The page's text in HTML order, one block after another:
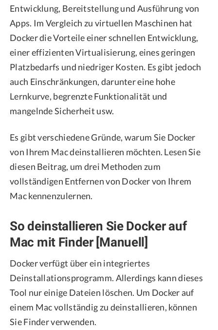
Entwicklung, Bereitstellung und Ausführung von
Apps. Im Vergleich zu virtuellen Maschinen hat
Docker die Vorteile einer schnellen Entwicklung,
einer effizienten Virtualisierung, eines geringen
Platzbedarfs und niedriger Kosten. Es gibt jedoch
auch Einschränkungen, darunter eine hohe
Lernkurve, begrenzte Funktionalität und
mangelnde Sicherheit usw.
Es gibt verschiedene Gründe, warum Sie Docker
von Ihrem Mac deinstallieren möchten. Lesen Sie
diesen Beitrag, um drei Methoden zum
vollständigen Entfernen von Docker von Ihrem
Mac kennenzulernen.
So deinstallieren Sie Docker auf
Mac mit Finder [Manuell]
Docker verfügt über ein integriertes
Deinstallationsprogramm. Allerdings kann dieses
Tool nur einige Dateien löschen. Um Docker auf
einem Mac vollständig zu deinstallieren, können
Sie Finder verwenden.